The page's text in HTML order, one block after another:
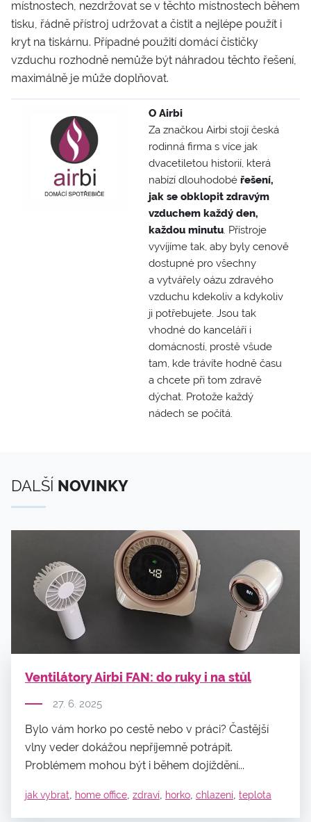
místnostech, nezdržovat se v těchto místnostech během
tisku, řádně přístroj udržovat a čistit a nejlépe použít i
kryt na tiskárnu. Případné použití domácí čističky
vzduchu rozhodně nemůže být náhradou těchto řešení,
maximálně je může doplňovat.
O Airbi
Za značkou Airbi stojí česká
rodinná firma s více jak
dvacetiletou historií, která
nabízí dlouhodobé řešení,
jak se obklopit zdravým
vzduchem každý den,
každou minutu. Přístroje
vyvíjíme tak, aby byly cenově
dostupné pro všechny
a vytvářely oázu zdravého
vzduchu kdekoliv a kdykoliv
ji potřebujete. Jsou tak
vhodné do kanceláří i
domácností, prostě všude
tam, kde trávíte hodně času
a chcete při tom zdravě
dýchat. Protože každý
nádech se počítá.
DALŠÍ NOVINKY
Ventilátory Airbi FAN: do ruky i na stůl
27. 6. 2025
Bylo vám horko po cestě nebo v práci? Častější
vlny veder dokážou nepříjemně potrápit.
Problémem mohou být i během dojíždění...
jak vybrat home office zdraví horko chlazení teplota